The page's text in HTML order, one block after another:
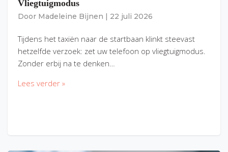
Vliegtuigmodus
Door Madeleine Bijnen 22 juli 2026
Tijdens het taxiën naar de startbaan klinkt steevast
hetzelfde verzoek: zet uw telefoon op vliegtuigmodus.
Zonder erbij na te denken…
Lees verder »